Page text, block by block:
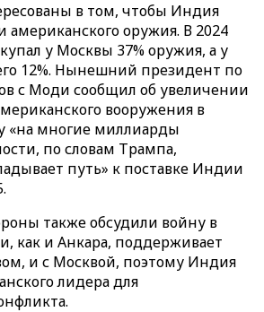
в том, чтобы Индия
американского оружия. В 2024
у Москвы 37% оружия, а у
12%. Нынешний президент по
с Моди сообщил об увеличении
вооружения в
«на многие миллиарды
по словам Трампа,
путь» к поставке Индии
также обсудили войну в
как и Анкара, поддерживает
и с Москвой, поэтому Индия
лидера для